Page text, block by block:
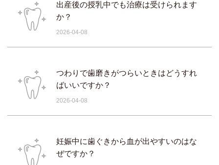
出産後の授乳中でも治療は受けられます
か？
2026-04-08
つわりで歯磨きがつらいときはどうすれ
ばいいですか？
2026-04-08
妊娠中に歯ぐきから血が出やすいのはな
ぜですか？